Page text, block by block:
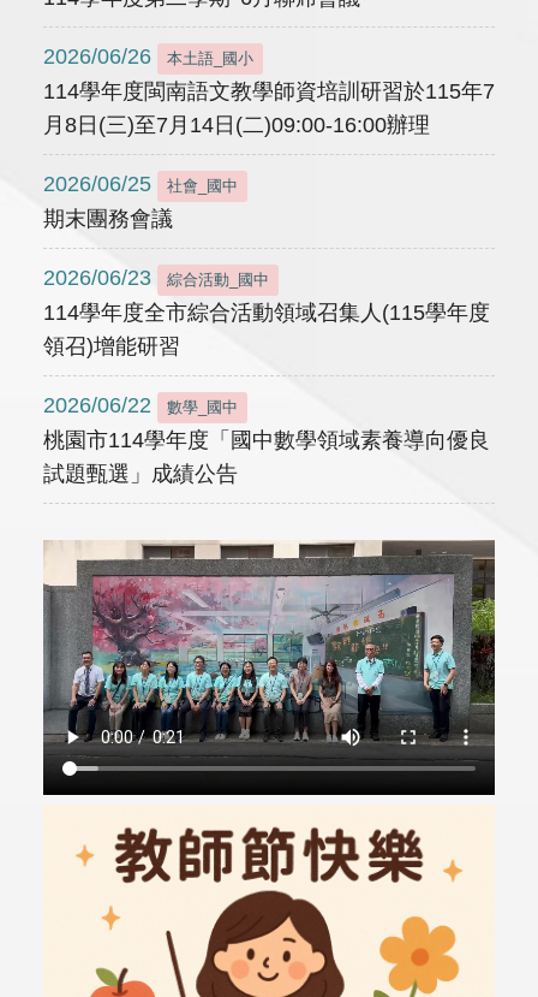
2026/06/26 本土語_國小
114學年度閩南語文教學師資培訓研習於115年7
月8日(三)至7月14日(二)09:00-16:00辦理
2026/06/25 社會_國中
期末團務會議
2026/06/23 綜合活動_國中
114學年度全市綜合活動領域召集人(115學年度
領召)增能研習
2026/06/22 數學_國中
桃園市114學年度「國中數學領域素養導向優良
試題甄選」成績公告